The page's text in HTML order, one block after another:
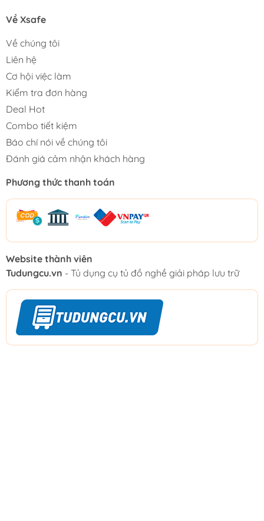
Về Xsafe
Về chúng tôi
Liên hệ
Cơ hội việc làm
Kiểm tra đơn hàng
Deal Hot
Combo tiết kiệm
Báo chí nói về chúng tôi
Đánh giá cảm nhận khách hàng
Phương thức thanh toán
Website thành viên
Tudungcu.vn - Tủ dụng cụ tủ đồ nghề giải pháp lưu trữ